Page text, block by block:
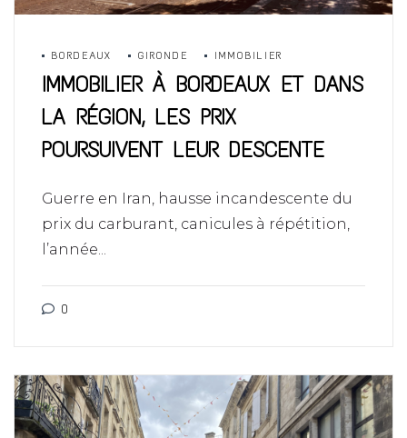
BORDEAUX GIRONDE IMMOBILIER
IMMOBILIER À BORDEAUX ET DANS
LA RÉGION, LES PRIX
POURSUIVENT LEUR DESCENTE
Guerre en Iran, hausse incandescente du
prix du carburant, canicules à répétition,
l’année...
0